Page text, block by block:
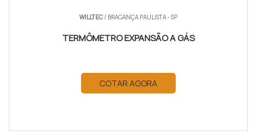
WILLTEC/ BRAGANÇA PAULISTA - SP
TERMÔMETRO EXPANSÃO A GÁS
COTAR AGORA